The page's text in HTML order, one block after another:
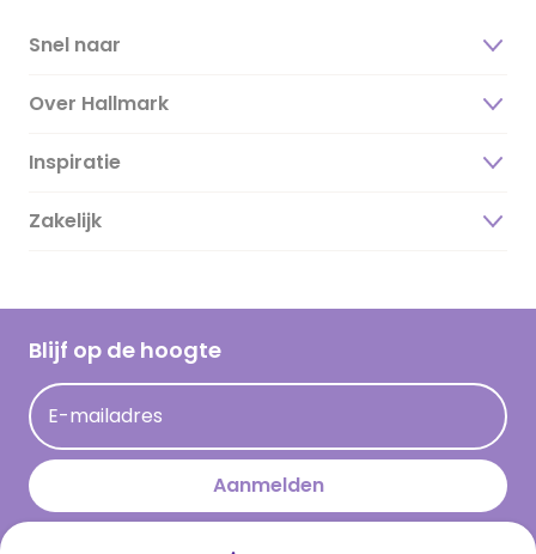
Snel naar
Over Hallmark
Over ons
Duurzaamheid
Hallmark Kaartclub
Acties
Persberichten
Hallmark en Kinderpostzegels
Inspiratie
Magazine
Cadeau inspiratie
Kaartinspiratie
Zakelijk
Blijf op de hoogte
E-mailadres
Aanmelden